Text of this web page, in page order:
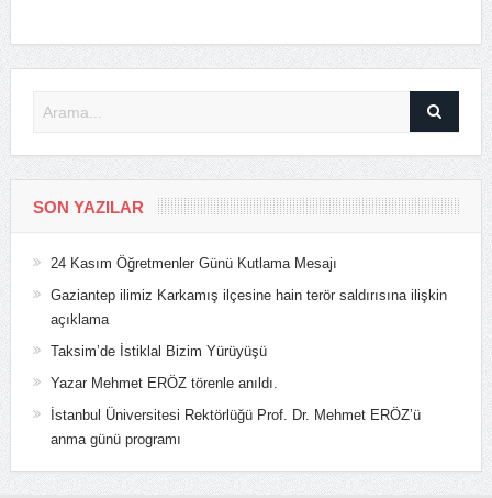
SON YAZILAR
24 Kasım Öğretmenler Günü Kutlama Mesajı
Gaziantep ilimiz Karkamış ilçesine hain terör saldırısına ilişkin
açıklama
Taksim’de İstiklal Bizim Yürüyüşü
Yazar Mehmet ERÖZ törenle anıldı.
İstanbul Üniversitesi Rektörlüğü Prof. Dr. Mehmet ERÖZ’ü
anma günü programı